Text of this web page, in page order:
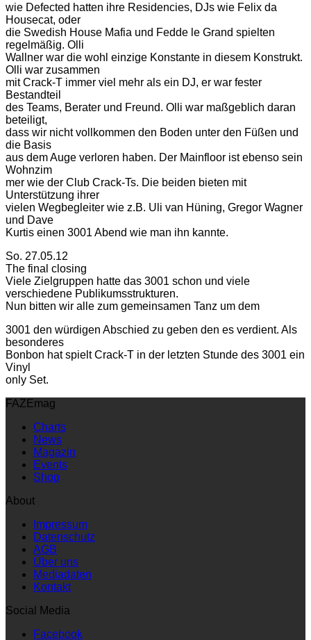
wie Defected hatten ihre Residencies, DJs wie Felix da
Housecat, oder
die Swedish House Mafia und Fedde le Grand spielten
regelmäßig. Olli
Wallner war die wohl einzige Konstante in diesem Konstrukt.
Olli war zusammen
mit Crack-T immer viel mehr als ein DJ, er war fester
Bestandteil
des Teams, Berater und Freund. Olli war maßgeblich daran
beteiligt,
dass wir nicht vollkommen den Boden unter den Füßen und
die Basis
aus dem Auge verloren haben. Der Mainfloor ist ebenso sein
Wohnzim
mer wie der Club Crack-Ts. Die beiden bieten mit
Unterstützung ihrer
vielen Wegbegleiter wie z.B. Uli van Hüning, Gregor Wagner
und Dave
Kurtis einen 3001 Abend wie man ihn kannte.
So. 27.05.12
The final closing
Viele Zielgruppen hatte das 3001 schon und viele
verschiedene Publikumsstrukturen.
Nun bitten wir alle zum gemeinsamen Tanz um dem
3001 den würdigen Abschied zu geben den es verdient. Als
besonderes
Bonbon hat spielt Crack-T in der letzten Stunde des 3001 ein
Vinyl
only Set.
FAZEmag
Charts
News
Magazin
Events
Shop
About
Impressum
Datenschutz
AGB
Über uns
Mediadaten
Kontakt
Social Media
Facebook